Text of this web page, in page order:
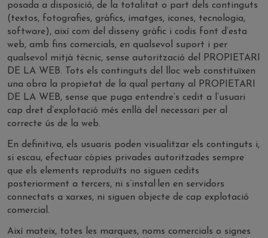
posada a disposició, de la totalitat o part dels continguts
(textos, fotografies, gràfics, imatges, icones, tecnologia,
software), així com del disseny gràfic i codis font d’esta
web, amb fins comercials, en qualsevol suport i per
qualsevol mitjà tècnic, sense autorització del PROPIETARI
DE LA WEB. Tots els continguts del lloc web constituïxen
una obra la propietat de la qual pertany al PROPIETARI
DE LA WEB, sense que puga entendre’s cedit a l’usuari
cap dret d’explotació més enllà del necessari per al
correcte ús de la web.
En definitiva, els usuaris poden visualitzar els continguts i,
si escau, efectuar còpies privades autoritzades sempre
que els elements reproduïts no siguen cedits
posteriorment a tercers, ni s’instal·len en servidors
connectats a xarxes, ni siguen objecte de cap explotació
comercial.
Així mateix, totes les marques, noms comercials o signes